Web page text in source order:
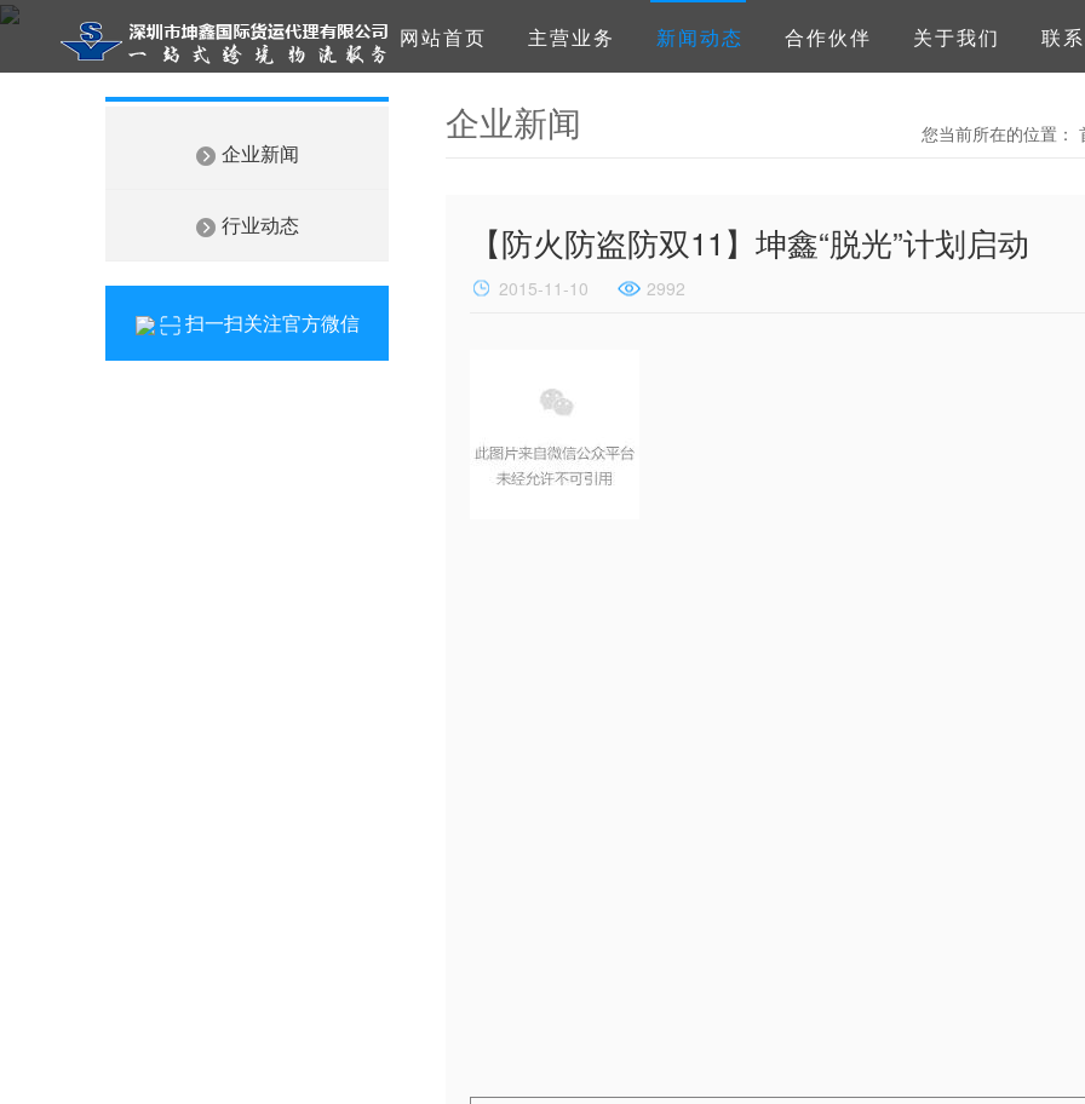
网站首页 主营业务 新闻动态 合作伙伴 关于我们 联
企业新闻
行业动态
扫一扫关注官方微信
企业新闻 您当前所在的位置：
【防火防盗防双11】坤鑫“脱光”计划启动
2015-11-10 2992